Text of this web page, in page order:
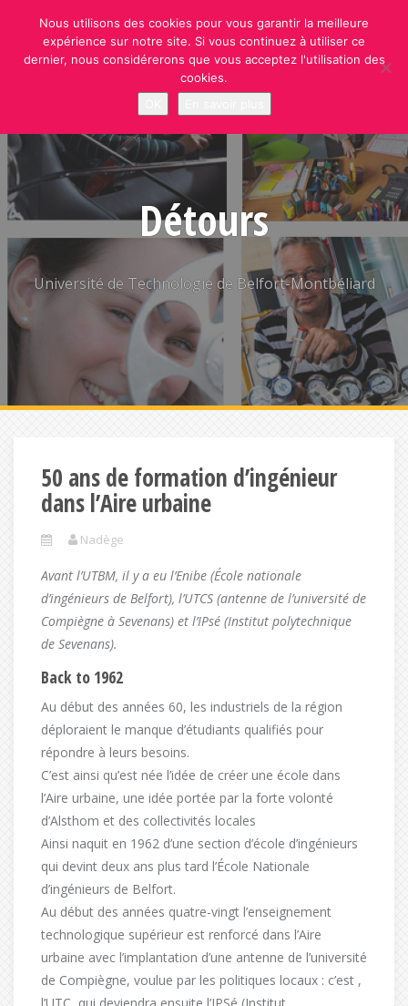
content
Détours
Université de Technologie de Belfort-Montbéliard
50 ans de formation d’ingénieur
dans l’Aire urbaine
Nadège
Avant l’UTBM, il y a eu l’Enibe (École nationale
d’ingénieurs de Belfort), l’UTCS (antenne de l’université de
Compiègne à Sevenans) et l’IPsé (Institut polytechnique
de Sevenans).
Back to 1962
Au début des années 60, les industriels de la région
déploraient le manque d’étudiants qualifiés pour
répondre à leurs besoins.
C’est ainsi qu’est née l’idée de créer une école dans
l’Aire urbaine, une idée portée par la forte volonté
d’Alsthom et des collectivités locales
Ainsi naquit en 1962 d’une section d’école d’ingénieurs
qui devint deux ans plus tard l’École Nationale
d’ingénieurs de Belfort.
Au début des années quatre-vingt l’enseignement
technologique supérieur est renforcé dans l’Aire
urbaine avec l’implantation d’une antenne de l’université
de Compiègne, voulue par les politiques locaux : c’est ,
Nous utilisons des cookies pour vous garantir la meilleure
expérience sur notre site. Si vous continuez à utiliser ce
dernier, nous considérerons que vous acceptez l'utilisation des
cookies.